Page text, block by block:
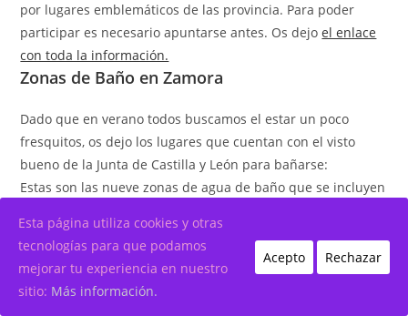
por lugares emblemáticos de las provincia. Para poder
participar es necesario apuntarse antes. Os dejoel enlace
con toda la información.
Zonas de Baño en Zamora
Dado que en verano todos buscamos el estar un poco
fresquitos, os dejo los lugares que cuentan con el visto
bueno de la Junta de Castilla y León para bañarse:
Estas son las nueve zonas de agua de baño que se incluyen
Río Duero a su paso por Zamora
Lago de Sanabria en Galende
Río Tera en Milles de la Polvorosa
Esta página utiliza cookies y otras
tecnologías para que podamos
mejorar tu experiencia en nuestro
sitio: Más información.
Acepto Rechazar